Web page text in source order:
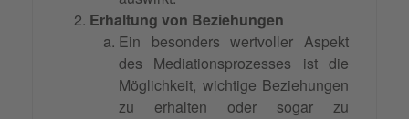
Erhaltung von Beziehungen
Ein besonders wertvoller Aspekt
des Mediationsprozesses ist die
Möglichkeit, wichtige Beziehungen
zu erhalten oder sogar zu